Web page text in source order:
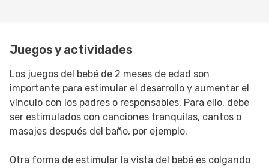
Juegos y actividades
Los juegos del bebé de 2 meses de edad son
importante para estimular el desarrollo y aumentar el
vínculo con los padres o responsables. Para ello, debe
ser estimulados con canciones tranquilas, cantos o
masajes después del baño, por ejemplo.
Otra forma de estimular la vista del bebé es colgando